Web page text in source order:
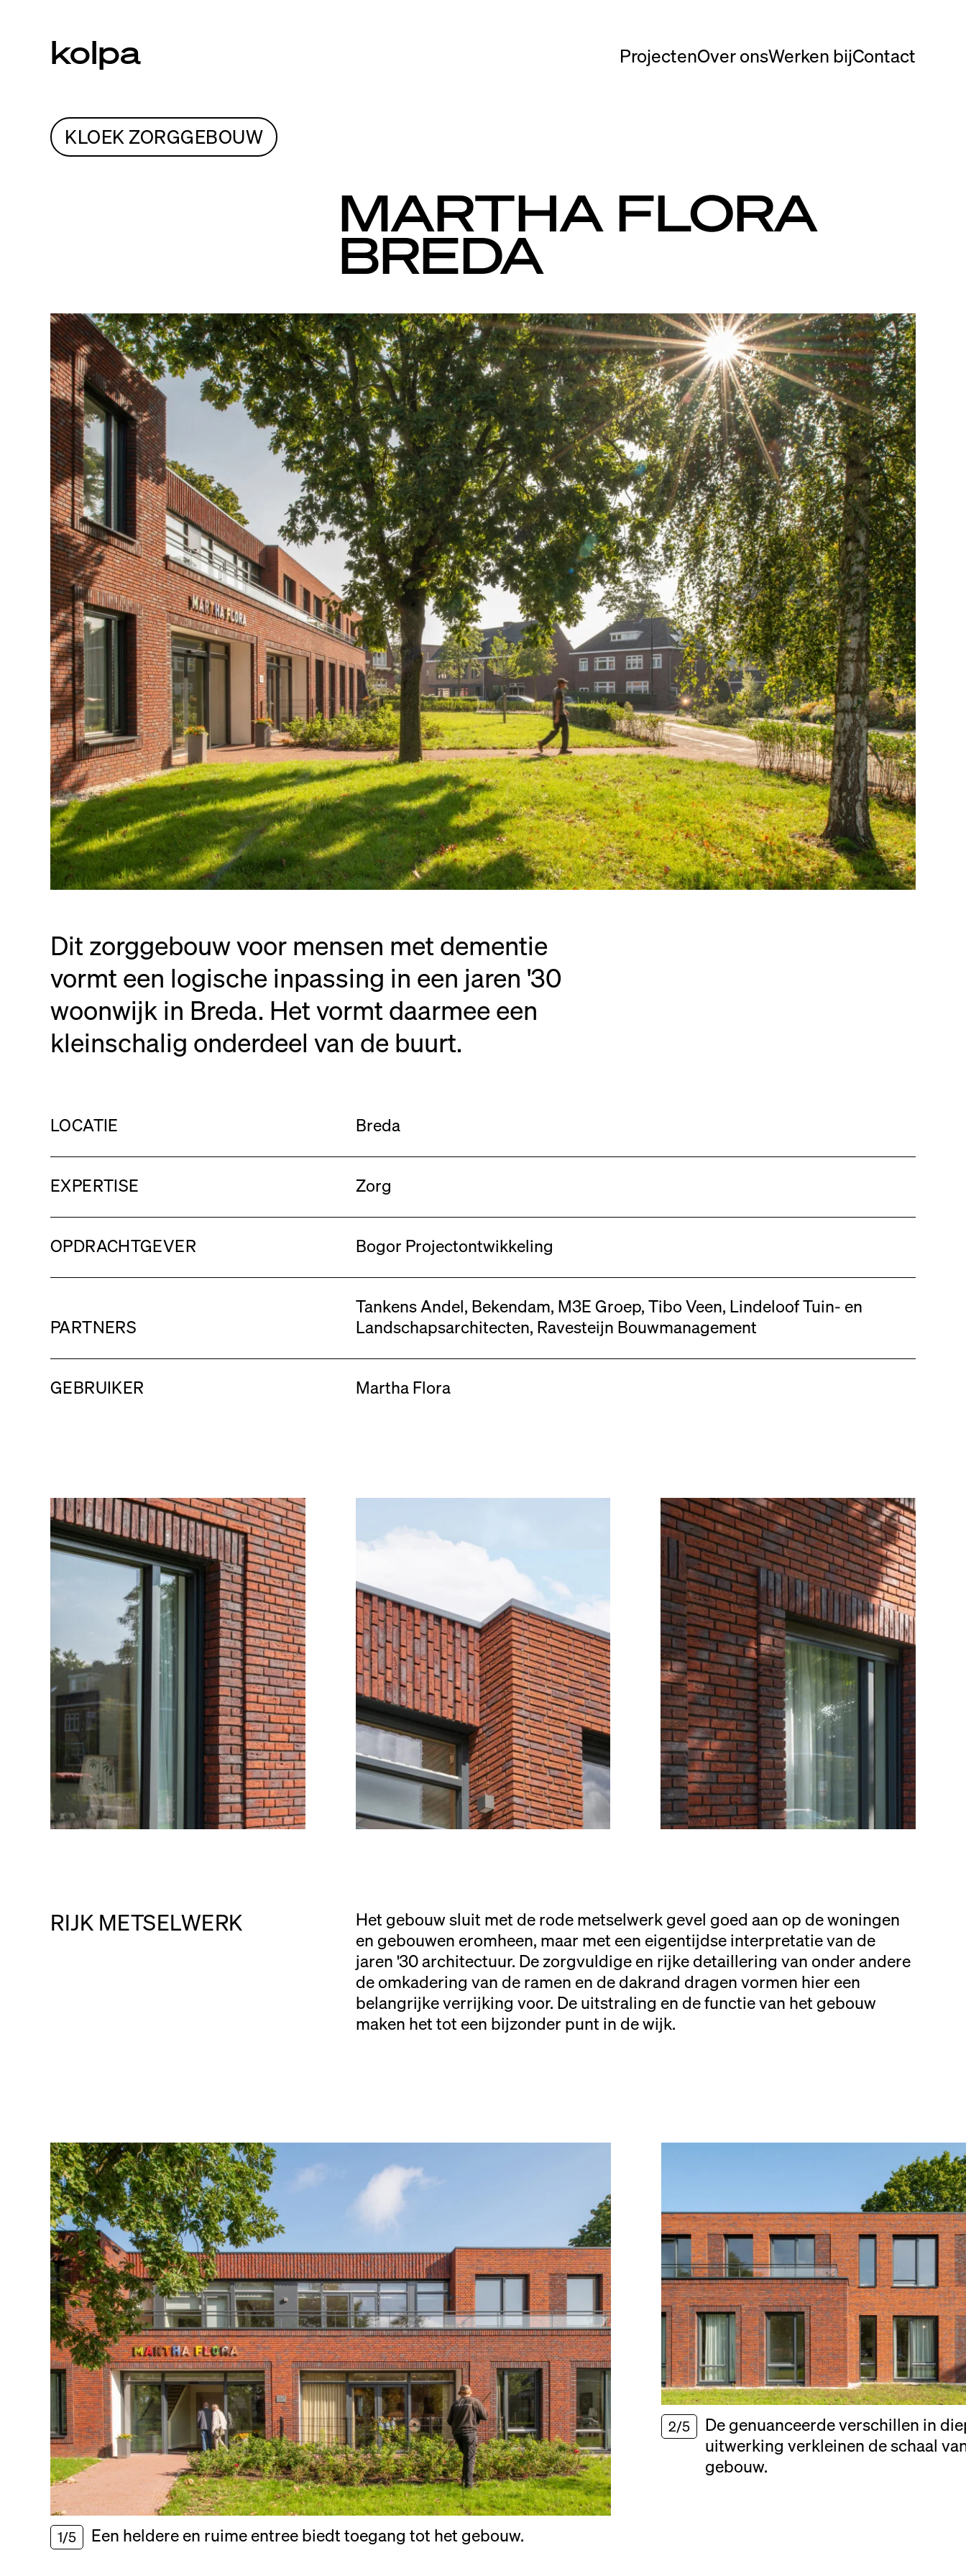
kolpa ProjectenOver onsWerken bijContact
Projecten
Over ons
Werken bij
Contact
KLOEK ZORGGEBOUW
MARTHA FLORA
BREDA
Dit zorggebouw voor mensen met dementie
vormt een logische inpassing in een jaren '30
woonwijk in Breda. Het vormt daarmee een
kleinschalig onderdeel van de buurt.
LOCATIE Breda
EXPERTISE Zorg
OPDRACHTGEVER Bogor Projectontwikkeling
PARTNERS
Tankens Andel, Bekendam, M3E Groep, Tibo Veen, Lindeloof Tuin- en
Landschapsarchitecten, Ravesteijn Bouwmanagement
GEBRUIKER Martha Flora
RIJK METSELWERK
Het gebouw sluit met de rode metselwerk gevel goed aan op de woningen
en gebouwen eromheen, maar met een eigentijdse interpretatie van de
jaren '30 architectuur. De zorgvuldige en rijke detaillering van onder andere
de omkadering van de ramen en de dakrand dragen vormen hier een
belangrijke verrijking voor. De uitstraling en de functie van het gebouw
maken het tot een bijzonder punt in de wijk.
1/5 Een heldere en ruime entree biedt toegang tot het gebouw.
2/5
De genuanceerde verschillen in
uitwerking verkleinen de schaal
gebouw.